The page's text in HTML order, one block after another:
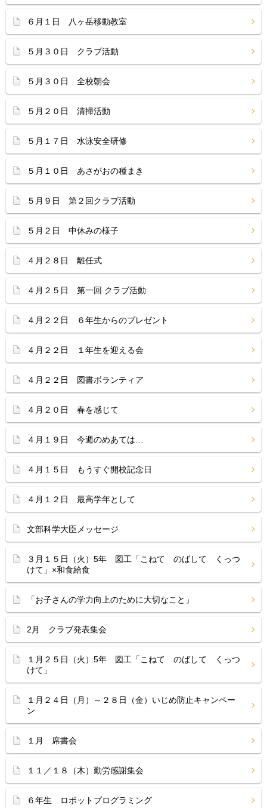
６月１日 八ヶ岳移動教室
５月３０日 クラブ活動
５月３０日 全校朝会
５月２０日 清掃活動
５月１７日 水泳安全研修
５月１０日 あさがおの種まき
５月９日 第２回クラブ活動
５月２日 中休みの様子
４月２８日 離任式
４月２５日 第一回 クラブ活動
４月２２日 ６年生からのプレゼント
４月２２日 １年生を迎える会
４月２２日 図書ボランティア
４月２０日 春を感じて
４月１９日 今週のめあては…
４月１５日 もうすぐ開校記念日
４月１２日 最高学年として
文部科学大臣メッセージ
３月１５日（火）5年 図工「こねて のばして くっつ
けて」×和食給食
「お子さんの学力向上のために大切なこと」
2月 クラブ発表集会
１月２５日（火）5年 図工「こねて のばして くっつ
けて」
１月２４日（月）～２８日（金）いじめ防止キャンペー
ン
１月 席書会
１１／１８（木）勤労感謝集会
６年生 ロボットプログラミング